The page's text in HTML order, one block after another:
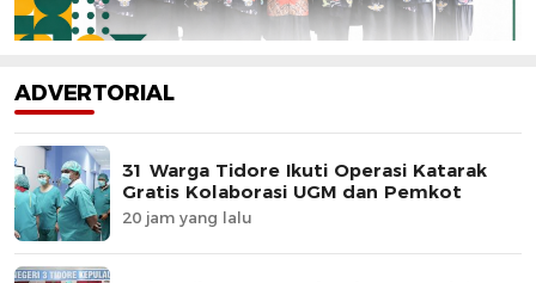
ADVERTORIAL
31 Warga Tidore Ikuti Operasi Katarak
Gratis Kolaborasi UGM dan Pemkot
20 jam yang lalu